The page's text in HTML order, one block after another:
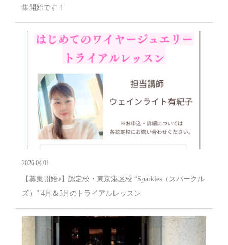
集開始です！
2026.04.01
【募集開始♪】認定校・東京港区校 “Sparkles（スパークル
ズ）” 4月＆5月のトライアルレッスン